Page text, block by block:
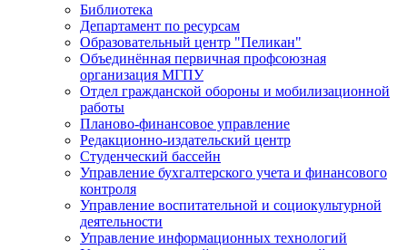
Библиотека
Департамент по ресурсам
Образовательный центр "Пеликан"
Объединённая первичная профсоюзная
организация МГПУ
Отдел гражданской обороны и мобилизационной
работы
Планово-финансовое управление
Редакционно-издательский центр
Студенческий бассейн
Управление бухгалтерского учета и финансового
контроля
Управление воспитательной и социокультурной
деятельности
Управление информационных технологий